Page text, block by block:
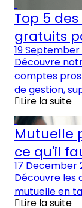
Top 5
gratuits
19 September
Découvre
comptes pros
de gestion,
Lire la suite
Mutuelle
ce qu'il
17 December
Découvre les
mutuelle en
Lire la suite